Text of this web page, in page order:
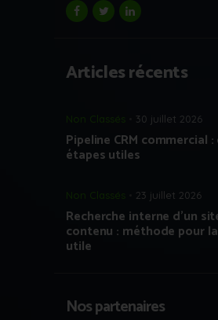
Articles récents
Non Classés 30 juillet 2026
Pipeline CRM commercial
étapes utiles
Non Classés 23 juillet 2026
Recherche interne d’un
contenu : méthode pour
utile
Nos partenaires